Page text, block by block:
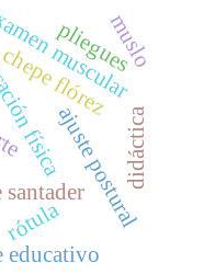
chepe flórez
físicamuscular
ajuste postural
educativo
didáctica
pliegues
rótula
muslo